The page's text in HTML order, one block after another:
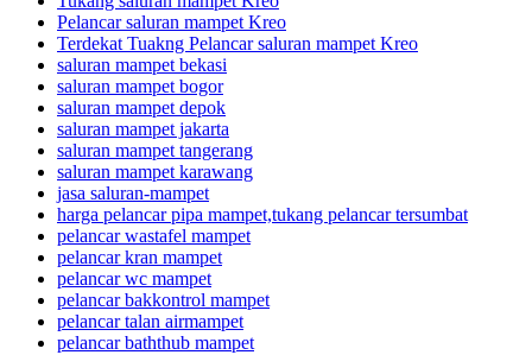
Pelancar saluran mampet Kreo
Terdekat Tuakng Pelancar saluran mampet Kreo
saluran mampet bekasi
saluran mampet bogor
saluran mampet depok
saluran mampet jakarta
saluran mampet tangerang
saluran mampet karawang
jasa saluran-mampet
harga pelancar pipa mampet,tukang pelancar tersumbat
pelancar wastafel mampet
pelancar kran mampet
pelancar wc mampet
pelancar bakkontrol mampet
pelancar talan airmampet
pelancar baththub mampet